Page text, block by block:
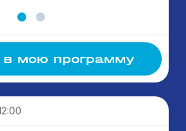
в мою программу